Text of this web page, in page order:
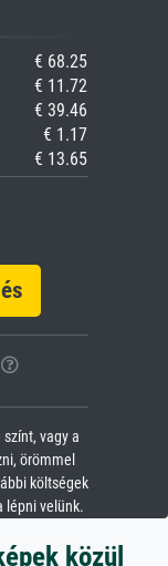
€ 68.25
€ 11.72
€ 39.46
€ 1.17
€ 13.65
vagy a
örömmel
költségek
lépni velünk.
közül